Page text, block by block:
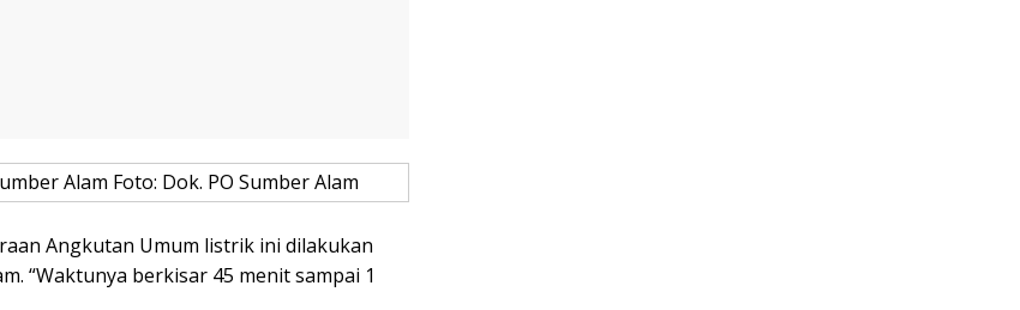
Alam Foto: Dok. PO Sumber Alam
Angkutan Umum listrik ini dilakukan
“Waktunya berkisar 45 menit sampai 1